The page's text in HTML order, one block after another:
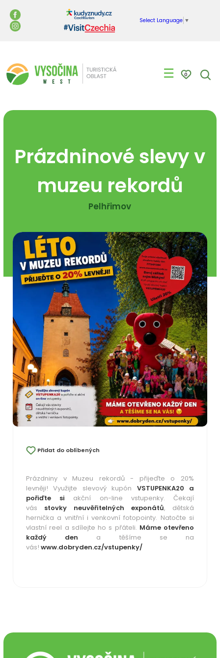
Select Language ▼
☰ 0
Prázdninové slevy v
muzeu rekordů
Pelhřimov
Přidat do oblíbených
Prázdniny v Muzeu rekordů - přijeďte o 20%
levněji!
Využijte slevový kupón
VSTUPENKA20 a
pořiďte si
akční on-line vstupenky. Čekají
vás
stovky neuvěřitelných exponátů, dětská
hernička a vnitřní i venkovní fotopointy. Natočte si
vlastní reel a sdílejte ho s přáteli. Máme otevřeno
každý den
a těšíme se na
vás! www.dobryden.cz/vstupenky/